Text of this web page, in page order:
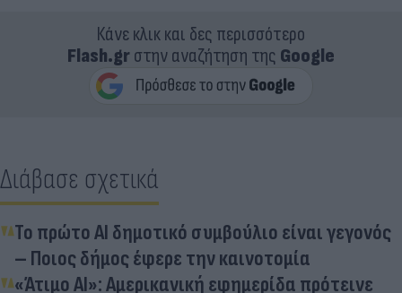
Κάνε κλικ και δες περισσότερο
Flash.grστην αναζήτηση της Google
Διάβασε σχετικά
Το πρώτο AI δημοτικό συμβούλιο είναι γεγονός
– Ποιος δήμος έφερε την καινοτομία
«Άτιμο AI»: Αμερικανική εφημερίδα πρότεινε